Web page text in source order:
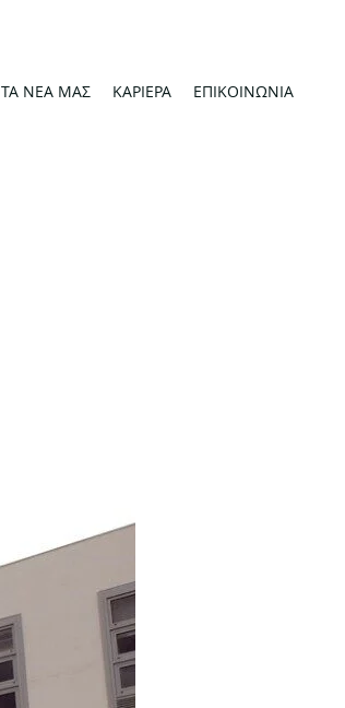
ΤΑ ΝΕΑ ΜΑΣ ΚΑΡΙΕΡΑ ΕΠΙΚΟΙΝΩΝΙΑ